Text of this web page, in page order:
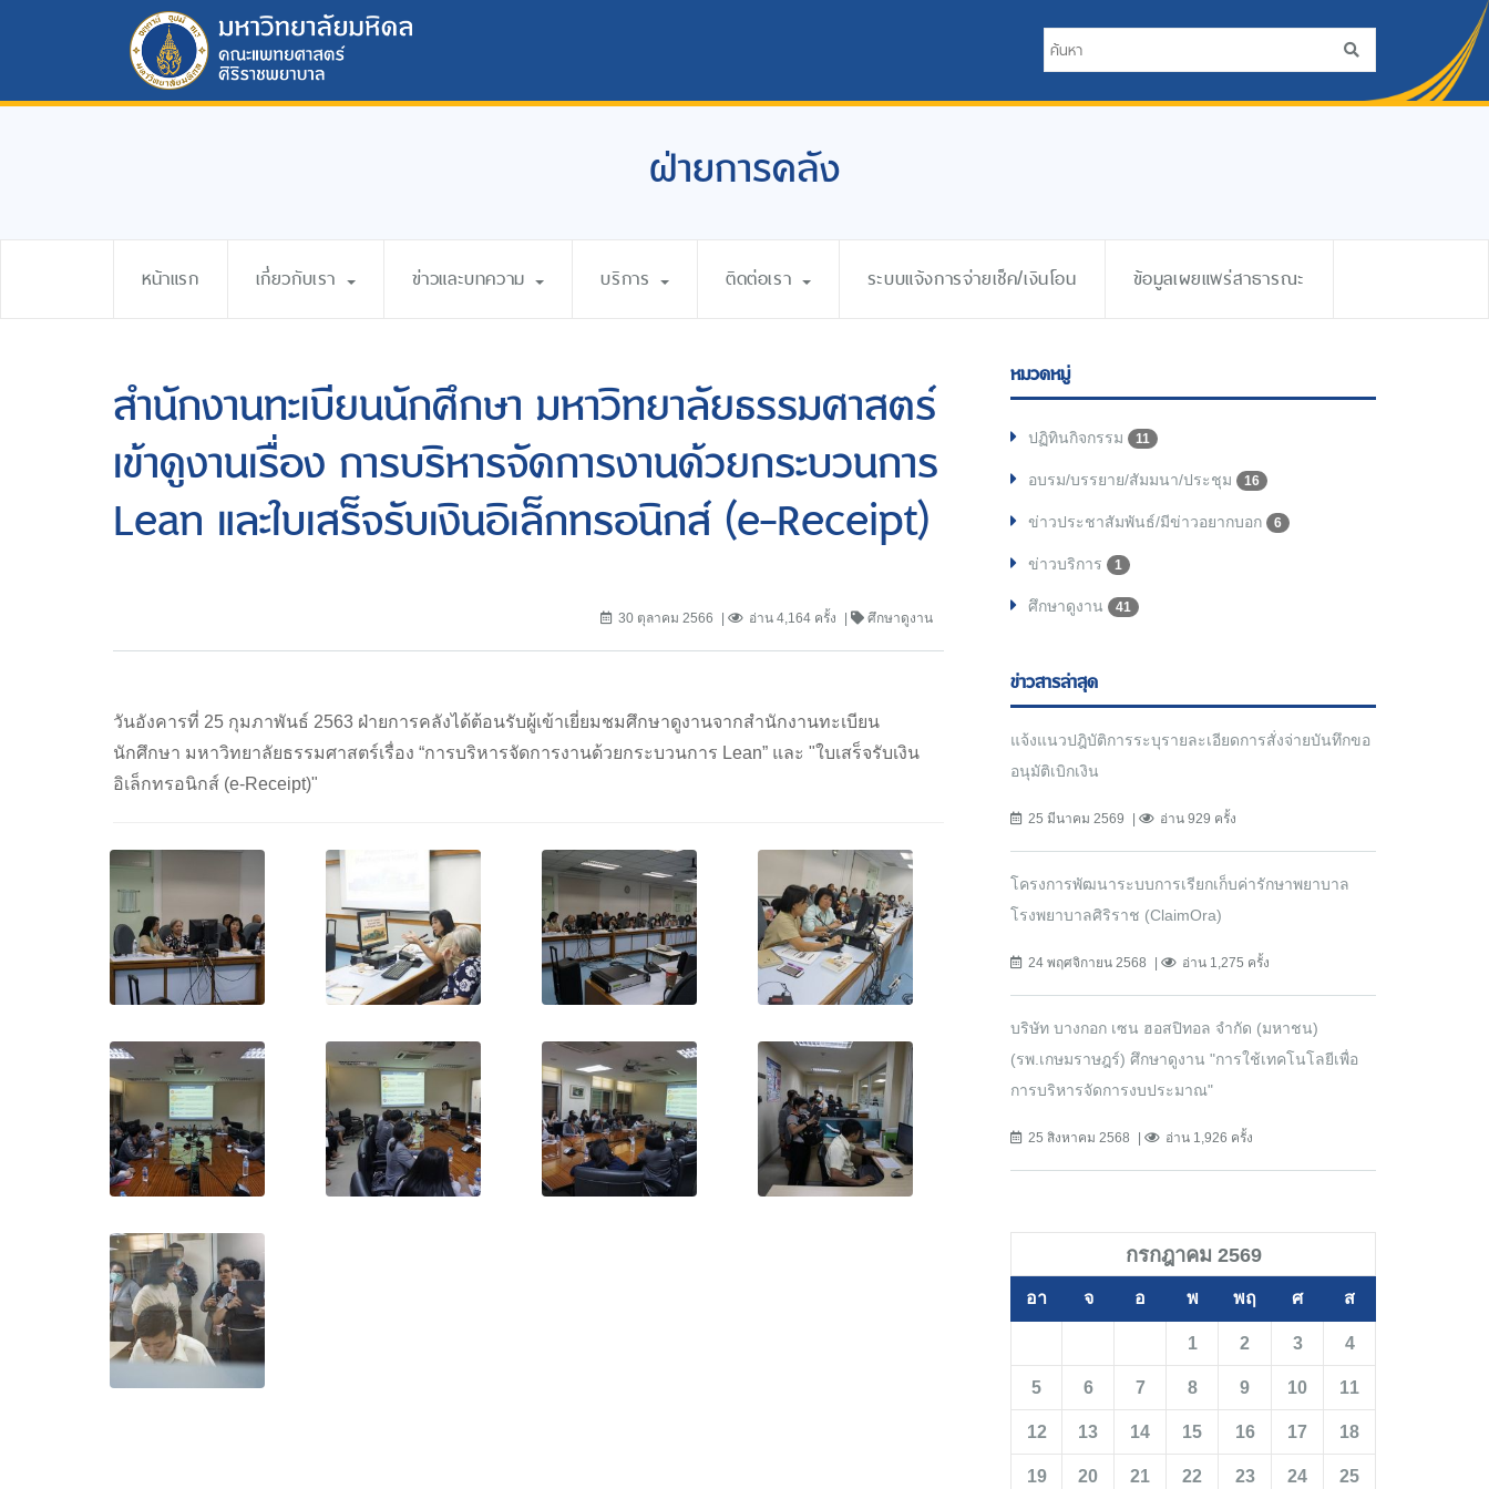
ฝ่ายการคลัง
หน้าแรก เกี่ยวกับเรา ข่าวและบทความ บริการ ติดต่อเรา ระบบแจ้งการจ่ายเช็ค/เงินโอน ข้อมูลเผยแพร่สาธารณะ
สำนักงานทะเบียนนักศึกษา มหาวิทยาลัยธรรมศาสตร์
เข้าดูงานเรื่อง การบริหารจัดการงานด้วยกระบวนการ
Lean และใบเสร็จรับเงินอิเล็กทรอนิกส์ (e-Receipt)
30 ตุลาคม 2566 อ่าน 4,164 ครั้ง ศึกษาดูงาน
วันอังคารที่ 25 กุมภาพันธ์ 2563 ฝ่ายการคลังได้ต้อนรับผู้เข้าเยี่ยมชมศึกษาดูงานจากสำนักงานทะเบียน
นักศึกษา มหาวิทยาลัยธรรมศาสตร์เรื่อง “การบริหารจัดการงานด้วยกระบวนการ Lean” และ "ใบเสร็จรับเงิน
อิเล็กทรอนิกส์ (e-Receipt)"
หมวดหมู่
ปฏิทินกิจกรรม 11
อบรม/บรรยาย/สัมมนา/ประชุม 16
ข่าวประชาสัมพันธ์/มีข่าวอยากบอก 6
ข่าวบริการ 1
ศึกษาดูงาน 41
ข่าวสารล่าสุด
แจ้งแนวปฎิบัติการระบุรายละเอียดการสั่งจ่ายบันทึกขอ
อนุมัติเบิกเงิน
25 มีนาคม 2569 อ่าน 929 ครั้ง
โครงการพัฒนาระบบการเรียกเก็บค่ารักษาพยาบาล
โรงพยาบาลศิริราช (ClaimOra)
24 พฤศจิกายน 2568 อ่าน 1,275 ครั้ง
บริษัท บางกอก เซน ฮอสปิทอล จำกัด (มหาชน)
(รพ.เกษมราษฎร์) ศึกษาดูงาน "การใช้เทคโนโลยีเพื่อ
การบริหารจัดการงบประมาณ"
25 สิงหาคม 2568 อ่าน 1,926 ครั้ง
กรกฎาคม 2569
อา จ อ พ พฤ ศ ส
1 2 3 4
5 6 7 8 9 10 11
12 13 14 15 16 17 18
19 20 21 22 23 24 25